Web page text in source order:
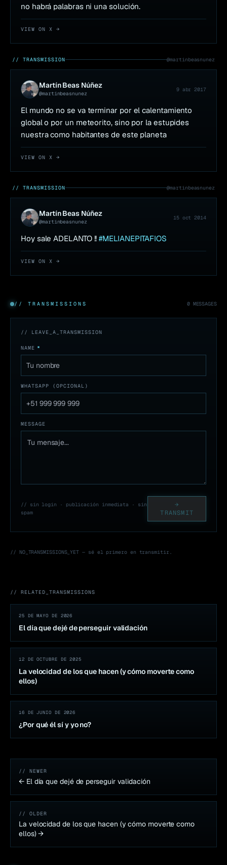
no habrá palabras ni una solución.
VIEW ON X →
// TRANSMISSION @martinbeasnunez
Martín Beas Núñez
@martinbeasnunez
9 abr 2017
El mundo no se va terminar por el calentamiento
global o por un meteorito, sino por la estupides
nuestra como habitantes de este planeta
VIEW ON X →
// TRANSMISSION @martinbeasnunez
Martín Beas Núñez
@martinbeasnunez
15 oct 2014
Hoy sale ADELANTO !! #MELIANEPITAFIOS
VIEW ON X →
// TRANSMISSIONS 0 MESSAGES
// LEAVE_A_TRANSMISSION
NAME *
WHATSAPP (OPCIONAL)
MESSAGE
// sin login · publicación inmediata · sin
spam
→
TRANSMIT
// NO_TRANSMISSIONS_YET — sé el primero en transmitir.
// RELATED_TRANSMISSIONS
25 DE MAYO DE 2026
El día que dejé de perseguir validación
12 DE OCTUBRE DE 2025
La velocidad de los que hacen (y cómo moverte como
ellos)
16 DE JUNIO DE 2026
¿Por qué él sí y yo no?
// NEWER
← El día que dejé de perseguir validación
// OLDER
La velocidad de los que hacen (y cómo moverte como
ellos)→